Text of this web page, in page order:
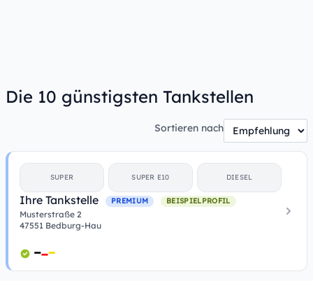
Die 10 günstigsten Tankstellen
Sortieren nach
SUPER SUPER E10 DIESEL
Ihre Tankstelle PREMIUM BEISPIELPROFIL
Musterstraße 2
47551 Bedburg-Hau